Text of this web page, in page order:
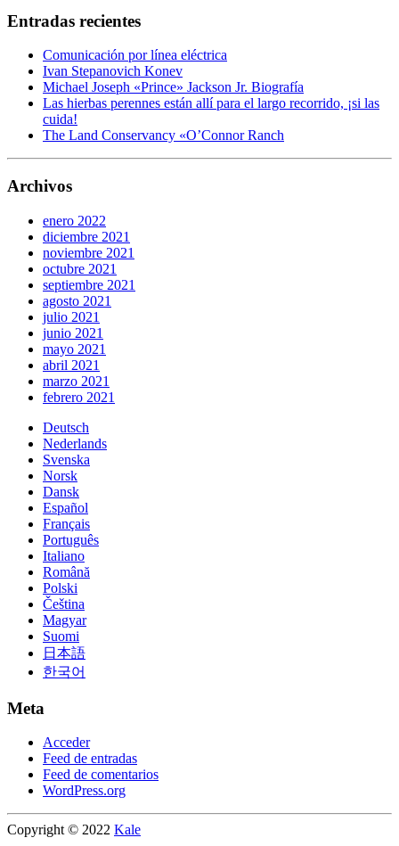
Entradas recientes
Comunicación por línea eléctrica
Ivan Stepanovich Konev
Michael Joseph «Prince» Jackson Jr. Biografía
Las hierbas perennes están allí para el largo recorrido, ¡si las
cuida!
The Land Conservancy «O’Connor Ranch
Archivos
enero 2022
diciembre 2021
noviembre 2021
octubre 2021
septiembre 2021
agosto 2021
julio 2021
junio 2021
mayo 2021
abril 2021
marzo 2021
febrero 2021
Deutsch
Nederlands
Svenska
Norsk
Dansk
Español
Français
Português
Italiano
Română
Polski
Čeština
Magyar
Suomi
日本語
한국어
Meta
Acceder
Feed de entradas
Feed de comentarios
WordPress.org
Copyright © 2022 Kale